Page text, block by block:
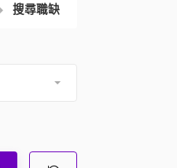
搜尋職缺